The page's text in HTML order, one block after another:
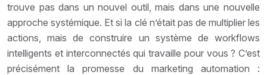
trouve pas dans un nouvel outil, mais dans une nouvelle
approche systémique. Et si la clé n’était pas de multiplier les
actions, mais de construire un système de workflows
intelligents et interconnectés qui travaille pour vous ? C’est
précisément la promesse du marketing automation :